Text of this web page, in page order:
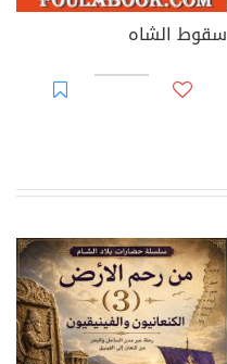
سقوط الشاه